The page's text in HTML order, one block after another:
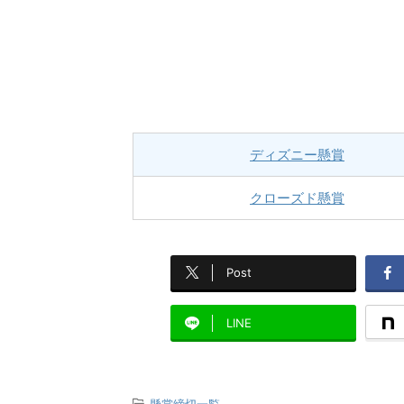
ディズニー懸賞
クローズド懸賞
Post
LINE